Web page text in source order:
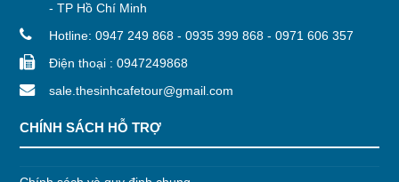
- TP Hồ Chí Minh
Hotline: 0947 249 868 - 0935 399 868 - 0971 606 357
Điện thoại : 0947249868
sale.thesinhcafetour@gmail.com
CHÍNH SÁCH HỖ TRỢ